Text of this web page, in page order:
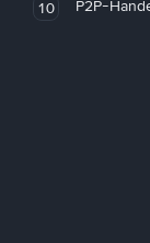
10 P2P-